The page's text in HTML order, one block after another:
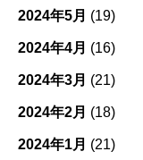
2024年5月 (19)
2024年4月 (16)
2024年3月 (21)
2024年2月 (18)
2024年1月 (21)